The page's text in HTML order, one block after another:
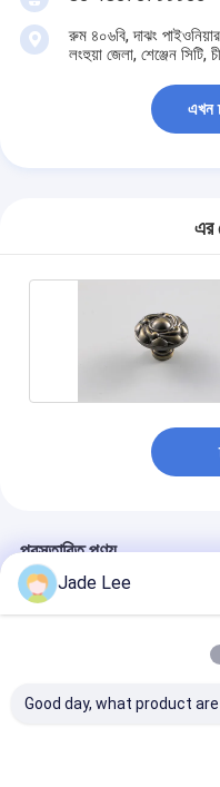
কারখানা পরিদর্শন
গুণমান নিয়ন্ত্রণ
আমাদের সাথে যোগাযোগ
মামলা
স্টেইনলেস স্টীল দরজা লক
রুম ৪০৬বি, দাঝং
লংহুয়া জেলা, শেঞ্জেন সিটি,
এখন
এর
প্রস্তাবিত পণ্য
Jade Lee
Good day, what product